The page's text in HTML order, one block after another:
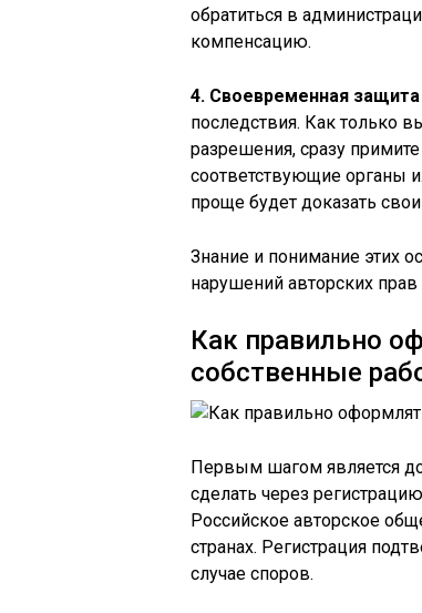
обратиться в
компенсацию.
4. Своевременная защита
последствия. Как только
разрешения, сразу
соответствующие органы
проще будет доказать
Знание и понимание этих
нарушений авторских
Как правильно
собственные
Первым шагом является
сделать через
Российское авторское
странах. Регистрация
случае споров.